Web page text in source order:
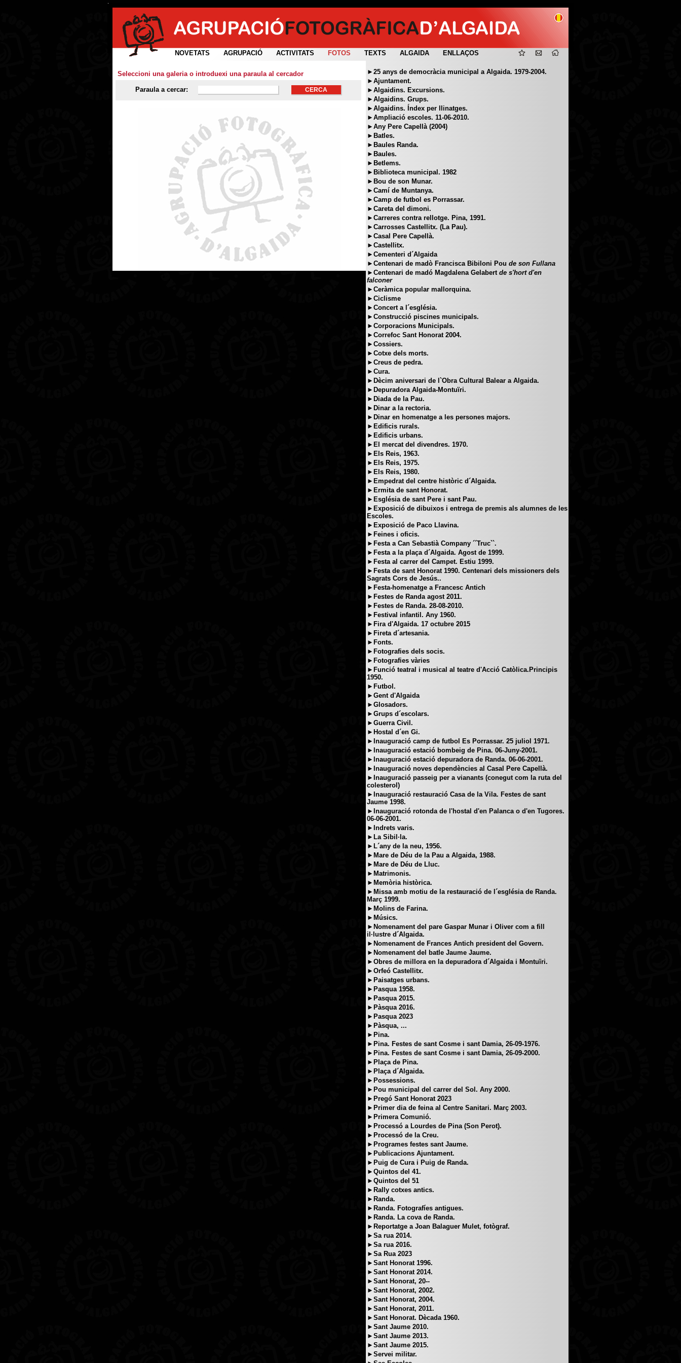
►25 anys de democràcia municipal a Algaida. 1979-2004.
►Ajuntament.
►Algaidins. Excursions.
►Algaidins. Grups.
►Algaidins. Índex per llinatges.
►Ampliació escoles. 11-06-2010.
►Any Pere Capellà (2004)
►Batles.
►Baules Randa.
►Baules.
►Betlems.
►Biblioteca municipal. 1982
►Bou de son Munar.
►Camí de Muntanya.
►Camp de futbol es Porrassar.
►Careta del dimoni.
►Carreres contra rellotge. Pina, 1991.
►Carrosses Castellitx. (La Pau).
►Casal Pere Capellà.
►Castellitx.
►Cementeri d´Algaida
►Centenari de madò Francisca Bibiloni Pou de son Fullana
►Centenari de madó Magdalena Gelabert de s'hort d'en
falconer
►Ceràmica popular mallorquina.
►Ciclisme
►Concert a l´església.
►Construcció piscines municipals.
►Corporacions Municipals.
►Correfoc Sant Honorat 2004.
►Cossiers.
►Cotxe dels morts.
►Creus de pedra.
►Cura.
►Dècim aniversari de l`Obra Cultural Balear a Algaida.
►Depuradora Algaida-Montuïri.
►Diada de la Pau.
►Dinar a la rectoria.
►Dinar en homenatge a les persones majors.
►Edificis rurals.
►Edificis urbans.
►El mercat del divendres. 1970.
►Els Reis, 1963.
►Els Reis, 1975.
►Els Reis, 1980.
►Empedrat del centre històric d´Algaida.
►Ermita de sant Honorat.
►Església de sant Pere i sant Pau.
►Exposició de dibuixos i entrega de premis als alumnes de les
Escoles.
►Exposició de Paco Llavina.
►Feines i oficis.
►Festa a Can Sebastià Company ´´Truc``.
►Festa a la plaça d´Algaida. Agost de 1999.
►Festa al carrer del Campet. Estiu 1999.
►Festa de sant Honorat 1990. Centenari dels missioners dels
Sagrats Cors de Jesús..
►Festa-homenatge a Francesc Antich
►Festes de Randa agost 2011.
►Festes de Randa. 28-08-2010.
►Festival infantil. Any 1960.
►Fira d'Algaida. 17 octubre 2015
►Fireta d´artesania.
►Fonts.
►Fotografies dels socis.
►Fotografies vàries
►Funció teatral i musical al teatre d'Acció Catòlica.Principis
1950.
►Futbol.
►Gent d'Algaida
►Glosadors.
►Grups d´escolars.
►Guerra Civil.
►Hostal d´en Gi.
►Inauguració camp de futbol Es Porrassar. 25 juliol 1971.
►Inauguració estació bombeig de Pina. 06-Juny-2001.
►Inauguració estació depuradora de Randa. 06-06-2001.
►Inauguració noves dependències al Casal Pere Capellà.
►Inauguració passeig per a vianants (conegut com la ruta del
colesterol)
►Inauguració restauració Casa de la Vila. Festes de sant
Jaume 1998.
►Inauguració rotonda de l'hostal d'en Palanca o d'en Tugores.
06-06-2001.
►Indrets varis.
►La Sibil·la.
►L´any de la neu, 1956.
►Mare de Déu de la Pau a Algaida, 1988.
►Mare de Déu de Lluc.
►Matrimonis.
►Memòria històrica.
►Missa amb motiu de la restauració de l´església de Randa.
Març 1999.
►Molins de Farina.
►Músics.
►Nomenament del pare Gaspar Munar i Oliver com a fill
il·lustre d´Algaida.
►Nomenament de Frances Antich president del Govern.
►Nomenament del batle Jaume Jaume.
►Obres de millora en la depuradora d´Algaida i Montuïri.
►Orfeó Castellitx.
►Paisatges urbans.
►Pasqua 1958.
►Pasqua 2015.
►Pàsqua 2016.
►Pasqua 2023
►Pàsqua, ...
►Pina.
►Pina. Festes de sant Cosme i sant Damia, 26-09-1976.
►Pina. Festes de sant Cosme i sant Damia, 26-09-2000.
►Plaça de Pina.
►Plaça d´Algaida.
►Possessions.
►Pou municipal del carrer del Sol. Any 2000.
►Pregó Sant Honorat 2023
►Primer dia de feina al Centre Sanitari. Març 2003.
►Primera Comunió.
►Processó a Lourdes de Pina (Son Perot).
►Processó de la Creu.
►Programes festes sant Jaume.
►Publicacions Ajuntament.
►Puig de Cura i Puig de Randa.
►Quintos del 41.
►Quintos del 51
►Rally cotxes antics.
►Randa.
►Randa. Fotografíes antigues.
►Randa. La cova de Randa.
►Reportatge a Joan Balaguer Mulet, fotògraf.
►Sa rua 2014.
►Sa rua 2016.
►Sa Rua 2023
►Sant Honorat 1996.
►Sant Honorat 2014.
►Sant Honorat, 20--
►Sant Honorat, 2002.
►Sant Honorat, 2004.
►Sant Honorat, 2011.
►Sant Honorat. Dècada 1960.
►Sant Jaume 2010.
►Sant Jaume 2013.
►Sant Jaume 2015.
►Servei militar.
Seleccioni una galeria o introduexi una paraula al cercador
Paraula a cercar:
NOVETATS AGRUPACIÓ ACTIVITATS FOTOS TEXTS ALGAIDA ENLLAÇOS